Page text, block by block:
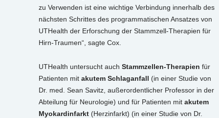
zu Verwenden ist eine wichtige Verbindung innerhalb des
nächsten Schrittes des programmatischen Ansatzes von
UTHealth der Erforschung der Stammzell-Therapien für
Hirn-Traumen“, sagte Cox.
UTHealth untersucht auch Stammzellen-Therapien für
Patienten mit akutem Schlaganfall (in einer Studie von
Dr. med. Sean Savitz, außerordentlicher Professor in der
Abteilung für Neurologie) und für Patienten mit akutem
Myokardinfarkt (Herzinfarkt) (in einer Studie von Dr.